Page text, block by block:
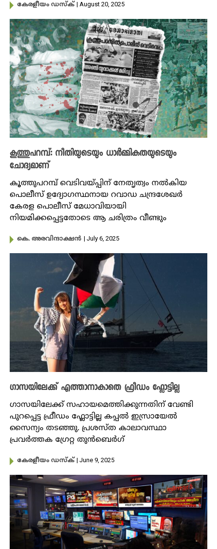
കേരളീയം ഡസ്ക് | August 20, 2025
കൂത്തുപറമ്പ്: നീതിയുടെയും ധാർമ്മികതയുടെയും
ചോദ്യമാണ്
കൂത്തുപറമ്പ് വെടിവയ്പ്പിന് നേതൃത്വം നൽകിയ
പൊലീസ് ഉദ്യോഗസ്ഥനായ റവാഡ ചന്ദ്രശേഖർ
കേരള പൊലീസ് മേധാവിയായി
നിയമിക്കപ്പെട്ടതോടെ ആ ചരിത്രം വീണ്ടും
കെ. അരവിന്ദാക്ഷൻ | July 6, 2025
ഗാസയിലേക്ക് എത്താനാകാതെ ഫ്രീഡം ഫ്ലോട്ടില്ല
ഗാസയിലേക്ക് സഹായമെത്തിക്കുന്നതിന് വേണ്ടി
പുറപ്പെട്ട ഫ്രീഡം ഫ്ലോട്ടില്ല കപ്പൽ ഇസ്രായേൽ
സൈന്യം തടഞ്ഞു. പ്രശസ്ത കാലാവസ്ഥാ
പ്രവർത്തക ഗ്രേറ്റ തുൻബെർഗ്‌
കേരളീയം ഡസ്ക് | June 9, 2025